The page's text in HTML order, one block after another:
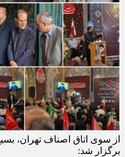
از سوی اتاق اصناف تهران،
برگزار شد: